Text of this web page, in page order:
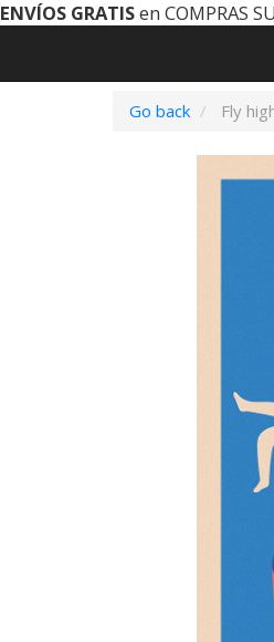
ENVÍOS GRATISen COMPRAS
Go back Fly